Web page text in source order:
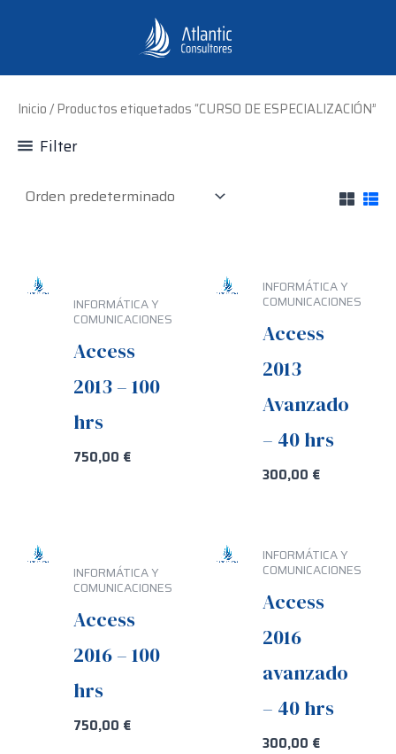
Inicio/ Productos etiquetados “CURSO DE ESPECIALIZACIÓN”
Filter
INFORMÁTICA Y
COMUNICACIONES
Access
2013 – 100
hrs
750,00 €
INFORMÁTICA Y
COMUNICACIONES
Access
2013
Avanzado
– 40 hrs
300,00 €
INFORMÁTICA Y
COMUNICACIONES
Access
2016 – 100
hrs
750,00 €
INFORMÁTICA Y
COMUNICACIONES
Access
2016
avanzado
– 40 hrs
300,00 €